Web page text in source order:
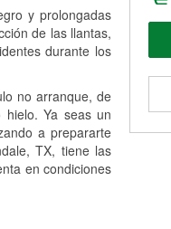
y prolongadas
de las llantas,
durante los
no arranque, de
Ya seas un
a prepararte
TX, tiene las
en condiciones